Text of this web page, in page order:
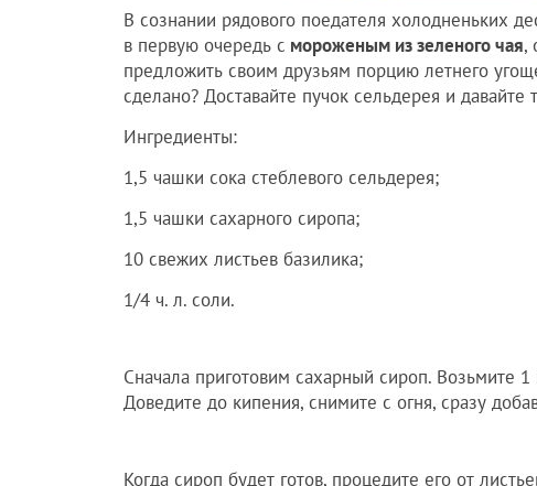
В сознании рядового поедателя холодненьких
в первую очередь с мороженым из зеленого чая,
предложить своим друзьям порцию летнего
сделано? Доставайте пучок сельдерея и давайте
Ингредиенты:
1,5 чашки сока стеблевого сельдерея;
1,5 чашки сахарного сиропа;
10 свежих листьев базилика;
1/4 ч. л. соли.
Сначала приготовим сахарный сироп. Возьмите
Доведите до кипения, снимите с огня, сразу
Когда сироп будет готов, процедите его от